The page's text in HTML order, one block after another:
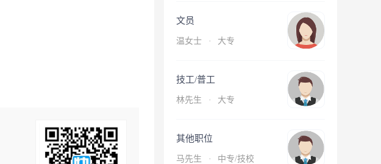
文员
温女士 · 大专
技工/普工
林先生 · 大专
其他职位
马先生 · 中专/技校